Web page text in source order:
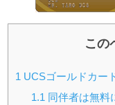
この
1 UCSゴールドカー
1.1 同伴者は無料